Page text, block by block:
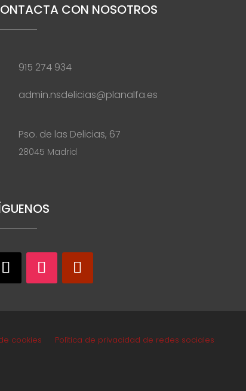
CON NOSOTROS
915 274 934
admin.nsdelicias@planalfa.es
Pso. de las Delicias, 67
28045 Madrid
cookies Política de privacidad de redes sociales